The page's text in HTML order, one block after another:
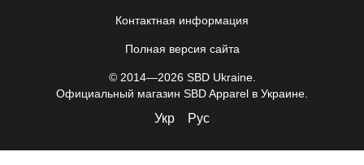
Контактная информация
Полная версия сайта
© 2014—2026 SBD Ukraine.
Официальный магазин SBD Apparel в Украине.
Укр Рус